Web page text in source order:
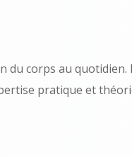
corps au quotidien.
pratique et